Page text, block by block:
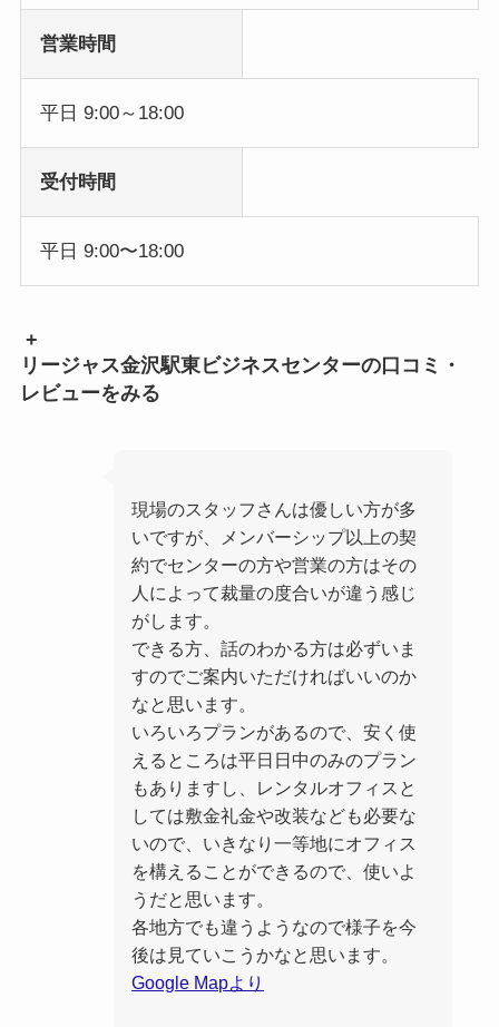
営業時間
平日 9:00～18:00
受付時間
平日 9:00〜18:00
+
リージャス金沢駅東ビジネスセンターの口コミ・
レビューをみる
現場のスタッフさんは優しい方が多
いですが、メンバーシップ以上の契
約でセンターの方や営業の方はその
人によって裁量の度合いが違う感じ
がします。
できる方、話のわかる方は必ずいま
すのでご案内いただければいいのか
なと思います。
いろいろプランがあるので、安く使
えるところは平日日中のみのプラン
もありますし、レンタルオフィスと
しては敷金礼金や改装なども必要な
いので、いきなり一等地にオフィス
を構えることができるので、使いよ
うだと思います。
各地方でも違うようなので様子を今
後は見ていこうかなと思います。
Google Mapより